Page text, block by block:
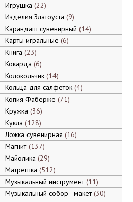
Игрушка 22
Изделия Златоуста 9
Карандаш сувенирный 14
Карты игральные 6
Книга 23
Кокарда 6
Колокольчик 14
Кольца для салфеток 4
Копия Фаберже 71
Кружка 36
Кукла 128
Ложка сувенирная 16
Магнит 137
Майолика 29
Матрешка 512
Музыкальный инструмент 11
Музыкальный собор - макет 30